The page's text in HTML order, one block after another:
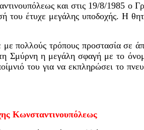
και στις 19/8/1985 ο
έτυχε μεγάλης υποδοχής. Η
πολλούς τρόπους προστασία σε
Σμύρνη η μεγάλη σφαγή με το
του για να εκπληρώσει το
Κωνσταντινουπόλεως